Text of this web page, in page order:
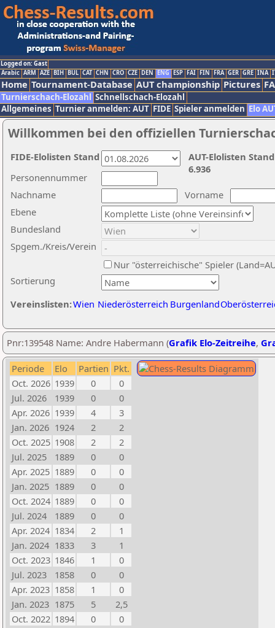
Logged on: Gast
Arabic ARM AZE BIH BUL CAT CHN CRO CZE DEN ENG ESP FAI FIN FRA GER GRE INA
Home Tournament-Database AUT championship Pictures
Turnierschach-Elozahl Schnellschach-Elozahl
Allgemeines Turnier anmelden: AUT FIDE Spieler anmelden Elo
Willkommen bei den offiziellen
Nachname
Vorname
Ebene
Sortierung
Personennummer
Bundesland
Spgem./Kreis/Verein
Nur "österreichische" Spieler
Vereinslisten:Wien Niederösterreich Burgenland
AUT-Elolisten
6.936
FIDE-Elolisten Stand
Pnr:139548 Name: Andre Habermann (Grafik Elo-Zeitreihe,
Periode Elo Partien Pkt.
Oct. 2026 1939 0
0
Jul. 2026
1939 0
0
Apr. 2026 1939 4
3
Jan. 2026 1924 2
2
Oct. 2025 1908 2
2
Jul. 2025
1889 0
0
Apr. 2025 1889 0
0
Jan. 2025 1889 0
0
Oct. 2024 1889 0
0
Jul. 2024
1889 0
0
Apr. 2024 1834 2
1
Jan. 2024 1833 3
1
Oct. 2023 1846 1
0
Jul. 2023
1858 0
0
Apr. 2023 1858 1
0
Jan. 2023 1875 5
2,5
Oct. 2022 1894 0
0